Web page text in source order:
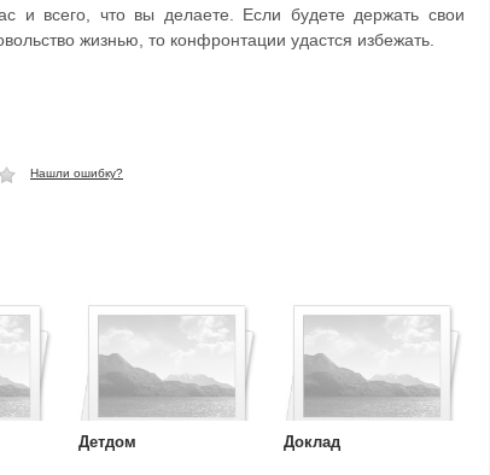
и всего, что вы делаете. Если будете держать свои
жизнью, то конфронтации удастся избежать.
Нашли ошибку?
Детдом Доклад